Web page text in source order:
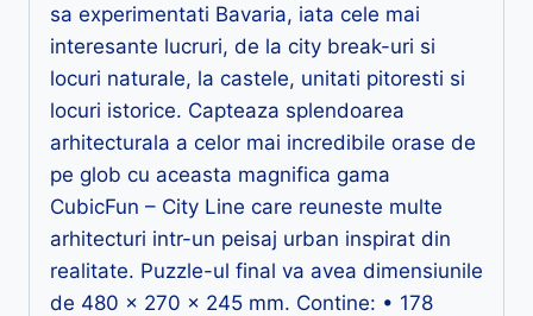
sa experimentati Bavaria, iata cele mai
interesante lucruri, de la city break-uri si
locuri naturale, la castele, unitati pitoresti si
locuri istorice. Capteaza splendoarea
arhitecturala a celor mai incredibile orase de
pe glob cu aceasta magnifica gama
CubicFun – City Line care reuneste multe
arhitecturi intr-un peisaj urban inspirat din
realitate. Puzzle-ul final va avea dimensiunile
de 480 x 270 x 245 mm. Contine: • 178